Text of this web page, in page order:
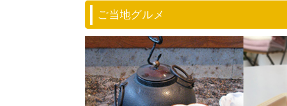
ご当地グルメ